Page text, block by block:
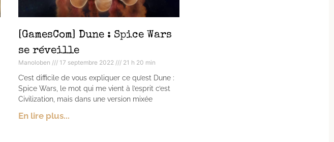
[GamesCom] Dune : Spice Wars
se réveille
Manoloben 17 septembre 2022 21 h 20 min
C’est difficile de vous expliquer ce qu’est Dune :
Spice Wars, le mot qui me vient à l’esprit c’est
Civilization, mais dans une version mixée
En lire plus...